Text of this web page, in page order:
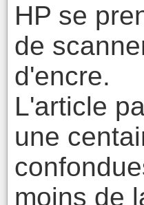
HP se
de
d'encre.
L'article
une
moins de